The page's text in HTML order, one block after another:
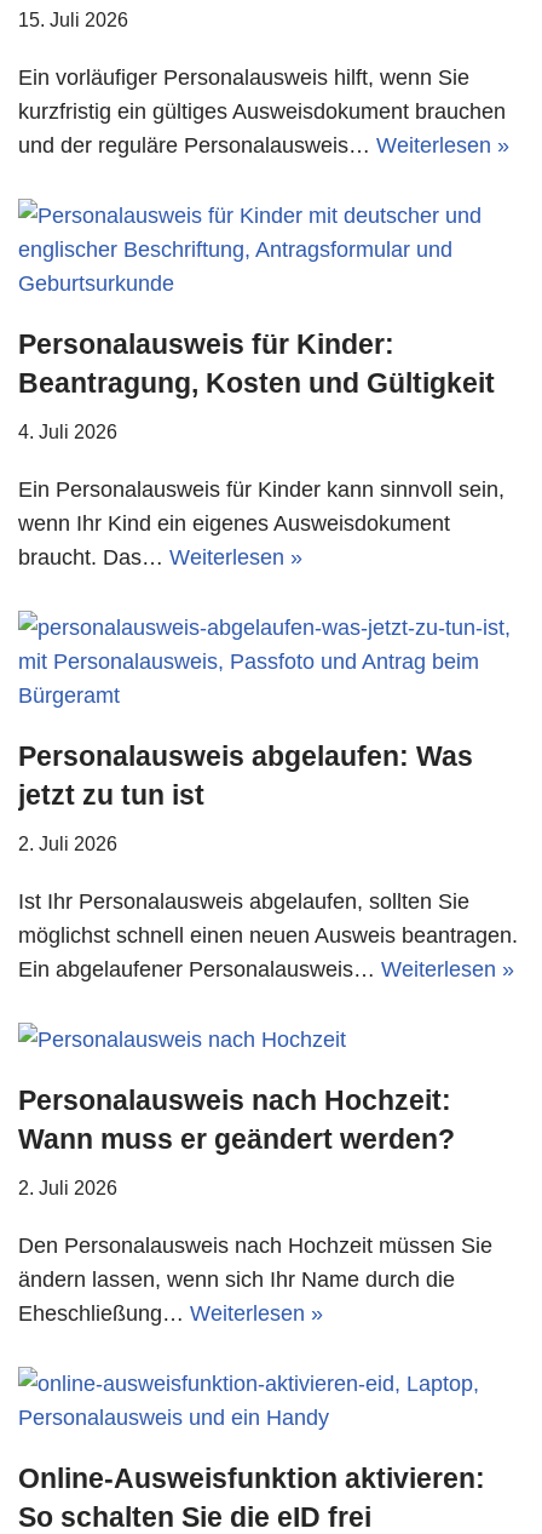
15. Juli 2026
Ein vorläufiger Personalausweis hilft, wenn Sie
kurzfristig ein gültiges Ausweisdokument brauchen
und der reguläre Personalausweis… Weiterlesen »
Personalausweis für Kinder:
Beantragung, Kosten und Gültigkeit
4. Juli 2026
Ein Personalausweis für Kinder kann sinnvoll sein,
wenn Ihr Kind ein eigenes Ausweisdokument
braucht. Das… Weiterlesen »
Personalausweis abgelaufen: Was
jetzt zu tun ist
2. Juli 2026
Ist Ihr Personalausweis abgelaufen, sollten Sie
möglichst schnell einen neuen Ausweis beantragen.
Ein abgelaufener Personalausweis… Weiterlesen »
Personalausweis nach Hochzeit:
Wann muss er geändert werden?
2. Juli 2026
Den Personalausweis nach Hochzeit müssen Sie
ändern lassen, wenn sich Ihr Name durch die
Eheschließung… Weiterlesen »
Online-Ausweisfunktion aktivieren:
So schalten Sie die eID frei